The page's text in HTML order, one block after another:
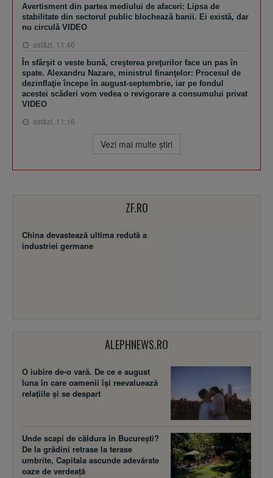
Avertisment din partea mediului de afaceri: Lipsa de
stabilitate din sectorul public blochează banii. Ei există, dar
nu circulă VIDEO
astăzi, 11:46
În sfârşit o veste bună, creşterea preţurilor face un pas în
spate. Alexandru Nazare, ministrul finanţelor: Procesul de
dezinflaţie începe în august-septembrie, iar pe fondul
acestei scăderi vom vedea o revigorare a consumului privat
VIDEO
astăzi, 11:16
Vezi mai multe ştiri
ZF.RO
China devastează ultima redută a
industriei germane
ALEPHNEWS.RO
O iubire de-o vară. De ce e august
luna în care oamenii își reevaluează
relațiile și se despart
Unde scapi de căldura în București?
De la grădini retrase la terase
umbrite, Capitala ascunde adevărate
oaze de verdeață